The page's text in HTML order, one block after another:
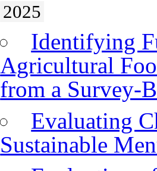
2025
Identifying
Agricultural
from a Survey-
Evaluating
Sustainable